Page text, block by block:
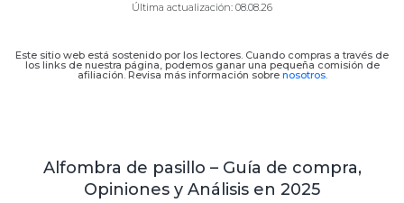
Última actualización: 08.08.26
Este sitio web está sostenido por los lectores. Cuando compras a través de
los links de nuestra página, podemos ganar una pequeña comisión de
afiliación. Revisa más información sobre nosotros.
Alfombra de pasillo – Guía de compra,
Opiniones y Análisis en 2025